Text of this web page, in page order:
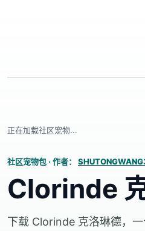
正在加载社区宠物...
社区宠物包 · 作者：
Clorinde
下载 Clorinde 克洛琳德，